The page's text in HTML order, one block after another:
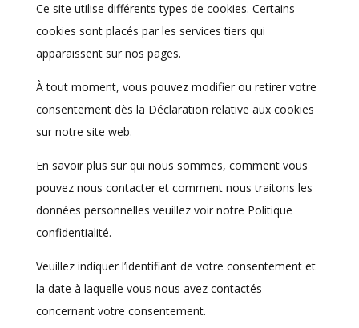
Ce site utilise différents types de cookies. Certains
cookies sont placés par les services tiers qui
apparaissent sur nos pages.
À tout moment, vous pouvez modifier ou retirer votre
consentement dès la Déclaration relative aux cookies
sur notre site web.
En savoir plus sur qui nous sommes, comment vous
pouvez nous contacter et comment nous traitons les
données personnelles veuillez voir notre Politique
confidentialité.
Veuillez indiquer l’identifiant de votre consentement et
la date à laquelle vous nous avez contactés
concernant votre consentement.